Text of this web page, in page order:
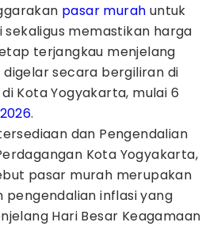
pasar murah untuk
sekaligus memastikan harga
terjangkau menjelang
digelar secara bergiliran di
Kota Yogyakarta, mulai 6
2026.
dan Pengendalian
Kota Yogyakarta,
pasar murah merupakan
pengendalian inflasi yang
Hari Besar Keagamaan